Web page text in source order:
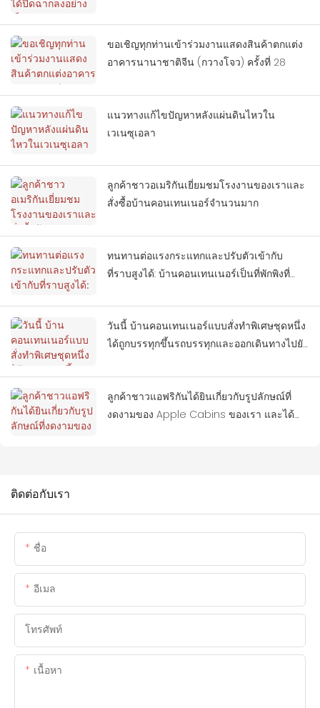
ขอเชิญทุกท่านเข้าร่วมงานแสดงสินค้าตกแต่ง
อาคารนานาชาติจีน (กวางโจว) ครั้งที่ 28
แนวทางแก้ไขปัญหาหลังแผ่นดินไหวใน
เวเนซุเอลา
ลูกค้าชาวอเมริกันเยี่ยมชมโรงงานของเราและ
สั่งซื้อบ้านคอนเทนเนอร์จำนวนมาก
ทนทานต่อแรงกระแทกและปรับตัวเข้ากับ
ที่ราบสูงได้: บ้านคอนเทนเนอร์เป็นที่พักพิงที่
ไหว
วันนี้ บ้านคอนเทนเนอร์แบบสั่งทำพิเศษชุดหนึ่ง
ได้ถูกบรรทุกขึ้นรถบรรทุกและออกเดินทางไปยัง
ลูกค้าชาวแอฟริกันได้ยินเกี่ยวกับรูปลักษณ์ที่
งดงามของ Apple Cabins ของเรา และได้
ติดต่อกับเรา
ชื่อ
อีเมล
โทรศัพท์
เนื้อหา